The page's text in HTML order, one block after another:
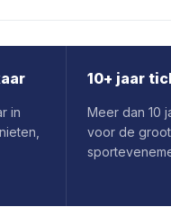
in
10+ jaar
Meer dan 10
voor de